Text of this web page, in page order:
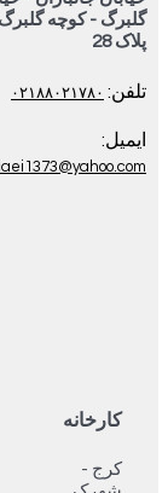
پلاک 28
تلفن: ۰۲۱۸۸۰۲۱۷۸۰
ایمیل:
کارخانه
کرج -